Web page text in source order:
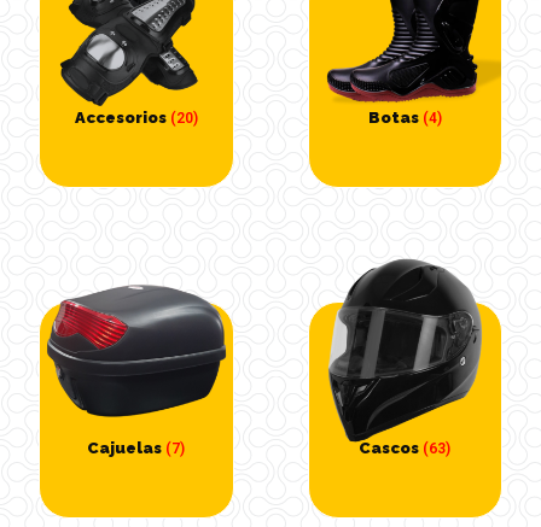
Accesorios (20) Botas (4)
Cajuelas (7) Cascos (63)